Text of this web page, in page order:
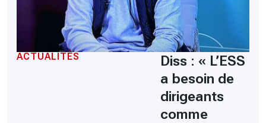
ACTUALITÉS
Diss : « L’ESS
a besoin de
dirigeants
comme